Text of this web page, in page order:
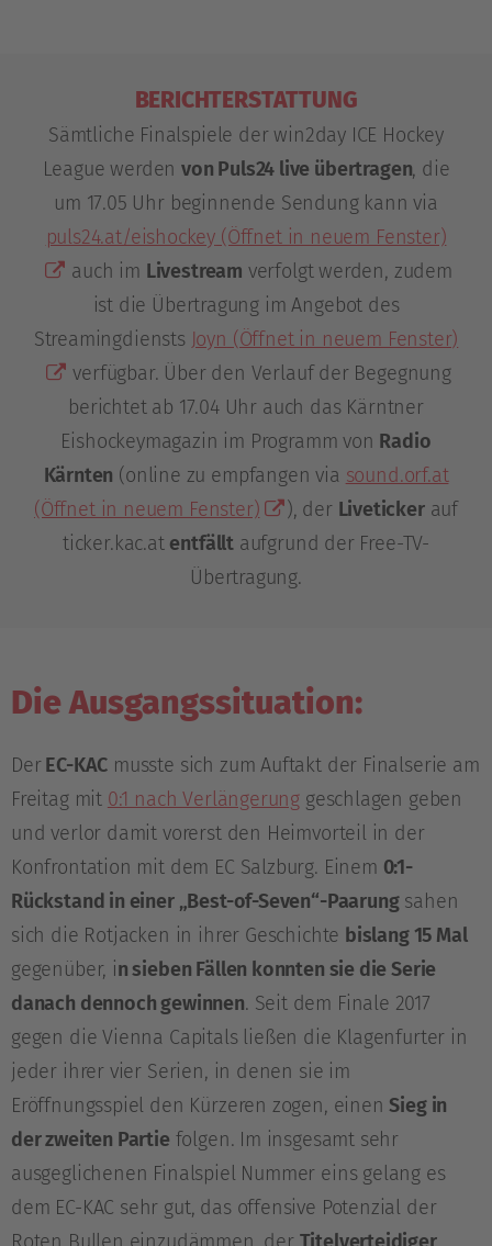
BERICHTERSTATTUNG
Sämtliche Finalspiele der win2day ICE Hockey
League werdenvon Puls24 live übertragen, die
um 17.05 Uhr beginnende Sendung kann via
puls24.at/eishockey (Öffnet in neuem Fenster)
auch im Livestream verfolgt werden, zudem
ist die Übertragung im Angebot des
Streamingdiensts Joyn (Öffnet in neuem Fenster)
verfügbar. Über den Verlauf der Begegnung
berichtet ab 17.04 Uhr auch das Kärntner
Eishockeymagazin im Programm von Radio
Kärnten (online zu empfangen via sound.orf.at
(Öffnet in neuem Fenster)
), der Livetickerauf
ticker.kac.at entfällt aufgrund der Free-TV-
Übertragung.
Die Ausgangssituation:
DerEC-KAC musste sich zum Auftakt der Finalserie am
Freitag mit 0:1 nach Verlängerung geschlagen geben
und verlor damit vorerst den Heimvorteil in der
Konfrontation mit dem EC Salzburg. Einem 0:1-
Rückstand in einer „Best-of-Seven“-Paarungsahen
sich die Rotjacken in ihrer Geschichte bislang 15 Mal
gegenüber, in sieben Fällen konnten sie die Serie
danach dennoch gewinnen. Seit dem Finale 2017
gegen die Vienna Capitals ließen die Klagenfurter in
jeder ihrer vier Serien, in denen sie im
Eröffnungsspiel den Kürzeren zogen, einenSieg in
der zweiten Partie folgen. Im insgesamt sehr
ausgeglichenen Finalspiel Nummer eins gelang es
dem EC-KAC sehr gut, das offensive Potenzial der